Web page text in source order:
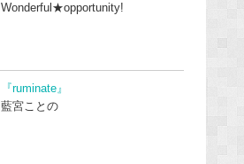
Wonderful★opportunity!
『ruminate』
藍宮ことの